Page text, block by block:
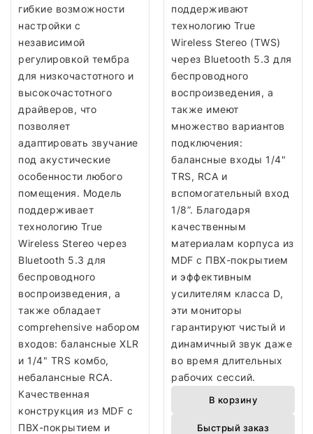
гибкие возможности
настройки с
независимой
регулировкой тембра
для низкочастотного и
высокочастотного
драйверов, что
позволяет
адаптировать звучание
под акустические
особенности любого
помещения. Модель
поддерживает
технологию True
Wireless Stereo через
Bluetooth 5.3 для
беспроводного
воспроизведения, а
также обладает
comprehensive набором
входов: балансные XLR
и 1/4" TRS комбо,
небалансные RCA.
Качественная
конструкция из MDF с
ПВХ-покрытием и
поддерживают
технологию True
Wireless Stereo (TWS)
через Bluetooth 5.3 для
беспроводного
воспроизведения, а
также имеют
множество вариантов
подключения:
балансные входы 1/4"
TRS, RCA и
вспомогательный вход
1/8”. Благодаря
качественным
материалам корпуса из
MDF с ПВХ-покрытием
и эффективным
усилителям класса D,
эти мониторы
гарантируют чистый и
динамичный звук даже
во время длительных
рабочих сессий.
В корзину
Быстрый заказ